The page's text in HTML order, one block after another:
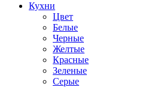
Кухни
Цвет
Белые
Черные
Желтые
Красные
Зеленые
Серые